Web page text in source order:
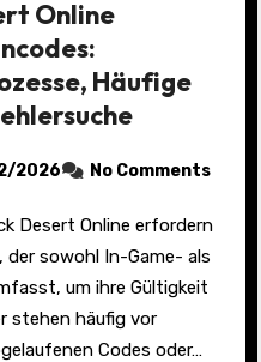
Online
Häufige
2026 No Comments
der sowohl In-Game- als
um ihre Gültigkeit
stehen häufig vor
Codes oder…